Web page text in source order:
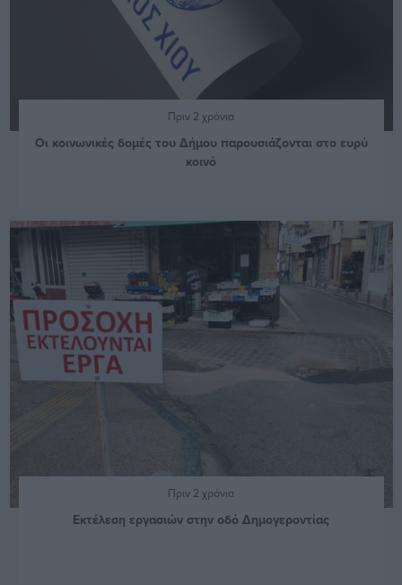
Πριν 2 χρόνια
Οι κοινωνικές δομές του Δήμου παρουσιάζονται στο ευρύ
κοινό
Πριν 2 χρόνια
Eκτέλεση εργασιών στην οδό Δημογεροντίας